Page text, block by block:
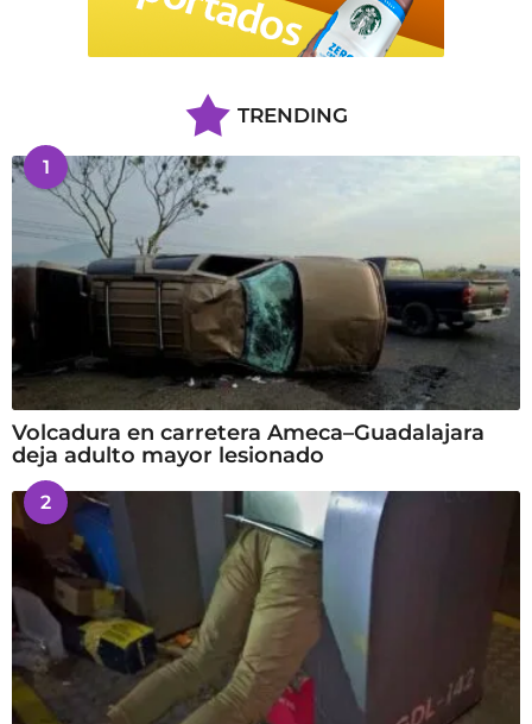
TRENDING
1
Volcadura en carretera Ameca–Guadalajara
deja adulto mayor lesionado
2